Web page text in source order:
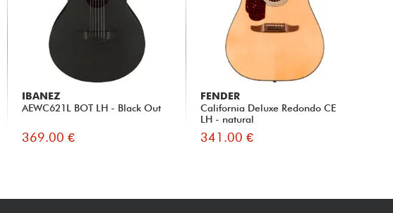
IBANEZ
AEWC621L BOT LH - Black Out
369.00 €
FENDER
California Deluxe Redondo CE
LH - natural
341.00 €